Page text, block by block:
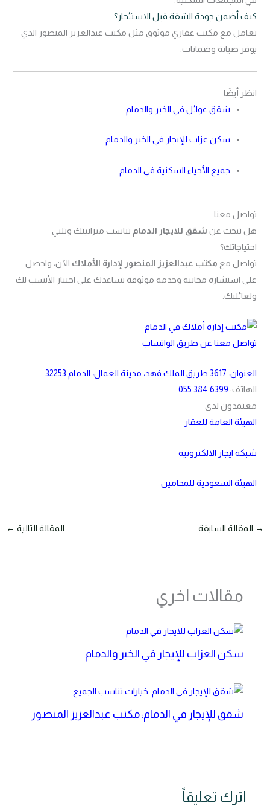
كيف أضمن جودة الشقة قبل الاستئجار؟
تعامل مع مكتب عقاري موثوق مثل مكتب عبدالعزيز المنصور الذي
يوفر صيانة وضمانات.
انظر أيضًا
شقق عوائل في الخبر والدمام
سكن عزاب للإيجار في الخبر والدمام
جميع الأحياء السكنية في الدمام
تواصل معنا
هل تبحث عن شقق للايجار الدمام تناسب ميزانيتك وتلبي
احتياجاتك؟
تواصل مع مكتب عبدالعزيز المنصور لإدارة الأملاك الآن، واحصل
على استشارة مجانية وخدمة موثوقة تساعدك على اختيار الأنسب لك
ولعائلتك.
تواصل معنا عن طريق الواتساب
العنوان: 3617 طريق الملك فهد، مدينة العمال، الدمام 32253
الهاتف: 055 384 6399
معتمدون لدى
الهيئة العامة للعقار
شبكة ايجار الالكترونية
الهيئة السعودية للمحامين
→ المقالة السابقة المقالة التالية ←
مقالات اخري
سكن العزاب للإيجار في الخبر والدمام
شقق للإيجار في الدمام: مكتب عبدالعزيز المنصور
اترك تعليقاً